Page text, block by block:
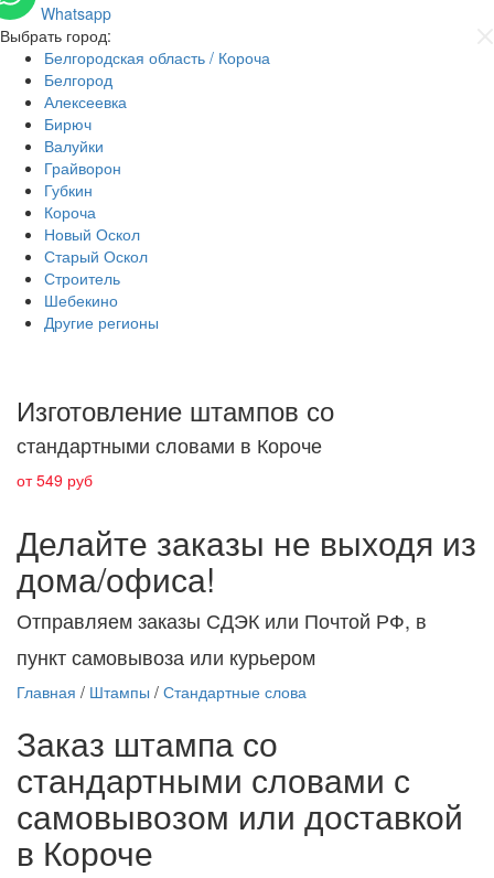
Whatsapp
Выбрать город:
Белгородская область / Короча
Белгород
Алексеевка
Бирюч
Валуйки
Грайворон
Губкин
Короча
Новый Оскол
Старый Оскол
Строитель
Шебекино
Другие регионы
Изготовление штампов со
стандартными словами в Короче
от 549 руб
Делайте заказы не выходя из
дома/офиса!
Отправляем заказы СДЭК или Почтой РФ, в
пункт самовывоза или курьером
Главная / Штампы / Стандартные слова
Заказ штампа со
стандартными словами с
самовывозом или доставкой
в Короче